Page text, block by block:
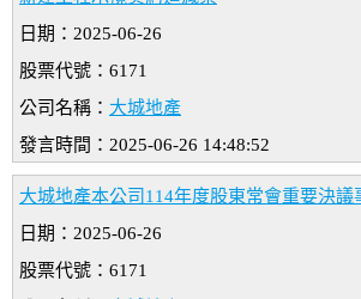
日期：2025-06-26
股票代號：6171
公司名稱： 大城地產
發言時間：2025-06-26 14:48:52
大城地產本公司114年度股東常會重要決議
日期：2025-06-26
股票代號：6171